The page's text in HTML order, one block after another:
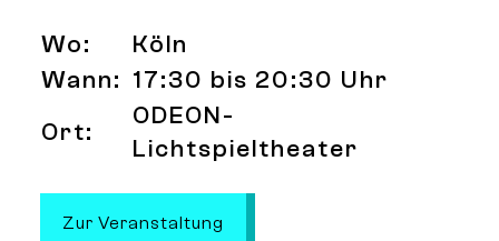
Wo:
Köln
Wann: 17:30 bis 20:30 Uhr
Ort:
ODEON-
Lichtspieltheater
Zur Veranstaltung